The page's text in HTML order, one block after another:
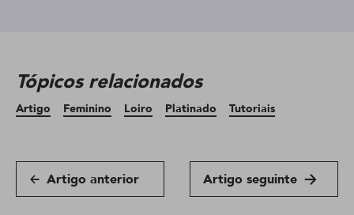
Tópicos relacionados
Artigo Feminino Loiro Platinado Tutoriais
Artigo anterior Artigo seguinte